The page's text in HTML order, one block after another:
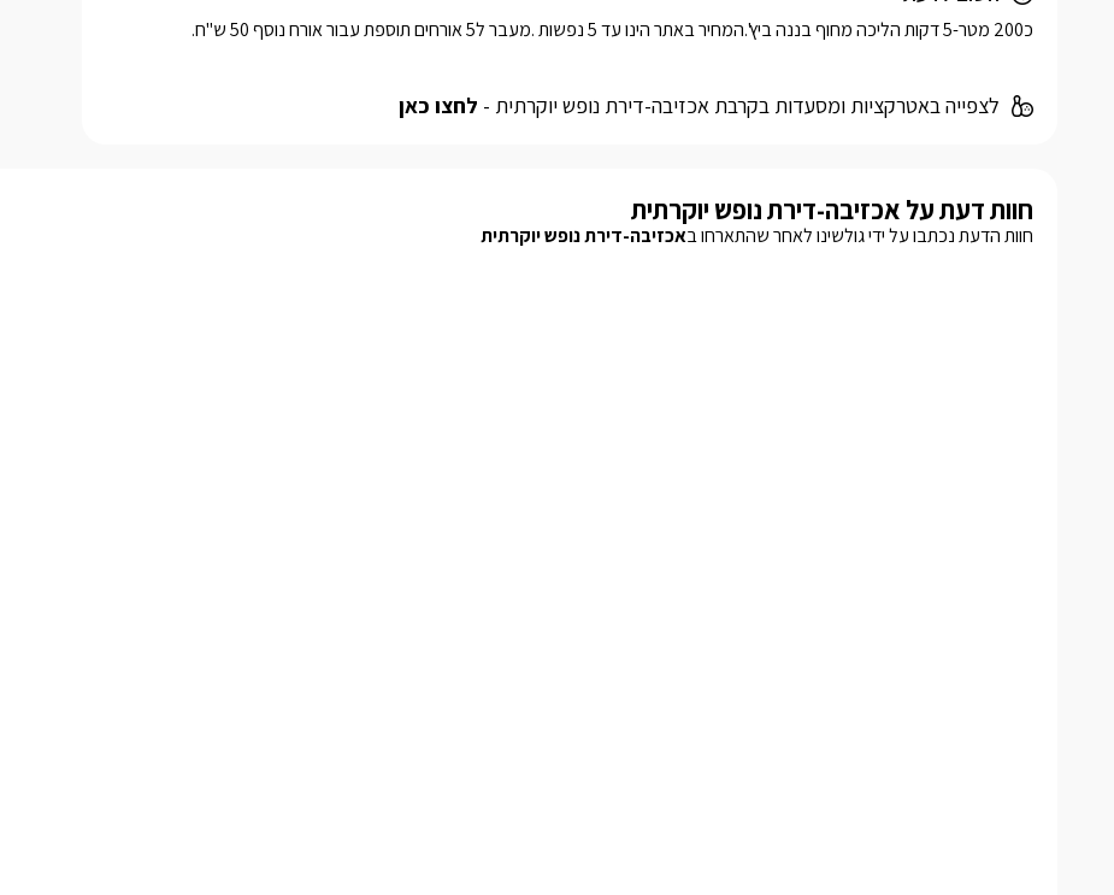
כ200 מטר-5 דקות הליכה מחוף בננה ביץ'.המחיר באתר הינו עד 5 נפשות .מעבר ל5 אורחים תוספת עבור אורח נוסף 50 ש"ח.
לצפייה באטרקציות ומסעדות בקרבת אכזיבה-דירת נופש יוקרתית - לחצו כאן
חוות דעת על אכזיבה-דירת נופש יוקרתית
חוות הדעת נכתבו על ידי גולשינו לאחר שהתארחו באכזיבה-דירת נופש יוקרתית